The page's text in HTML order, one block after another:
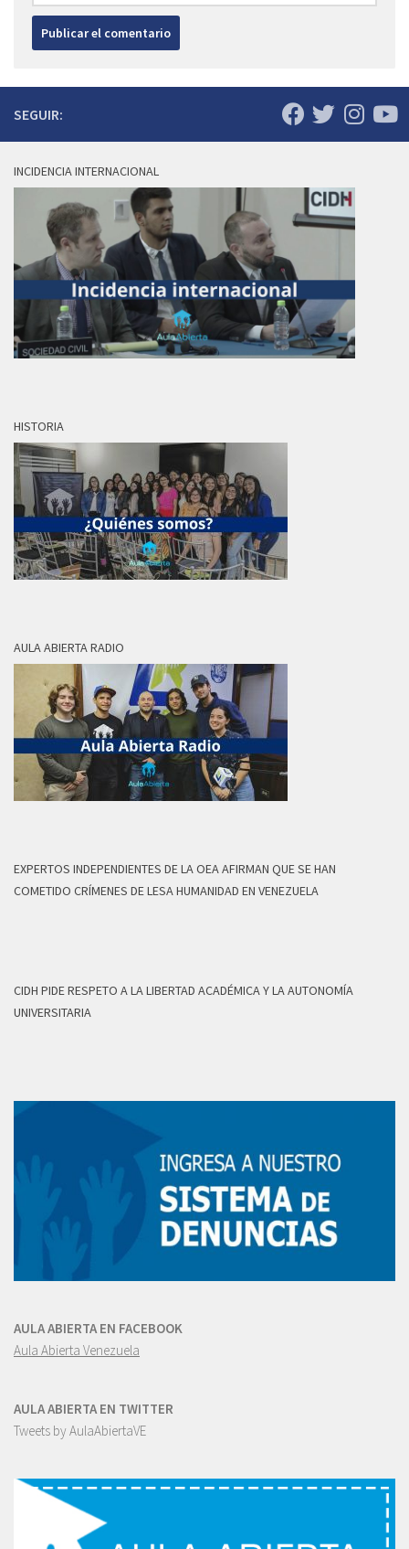
SEGUIR:
INCIDENCIA INTERNACIONAL
HISTORIA
AULA ABIERTA RADIO
EXPERTOS INDEPENDIENTES DE LA OEA AFIRMAN QUE SE HAN
COMETIDO CRÍMENES DE LESA HUMANIDAD EN VENEZUELA
CIDH PIDE RESPETO A LA LIBERTAD ACADÉMICA Y LA AUTONOMÍA
UNIVERSITARIA
AULA ABIERTA EN FACEBOOK
Aula Abierta Venezuela
AULA ABIERTA EN TWITTER
Tweets by AulaAbiertaVE